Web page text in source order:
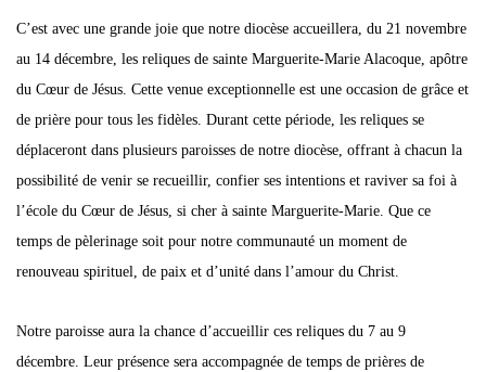
C’est avec une grande joie que notre diocèse accueillera, du 21 novembre
au 14 décembre, les reliques de sainte Marguerite-Marie Alacoque, apôtre
du Cœur de Jésus. Cette venue exceptionnelle est une occasion de grâce et
de prière pour tous les fidèles. Durant cette période, les reliques se
déplaceront dans plusieurs paroisses de notre diocèse, offrant à chacun la
possibilité de venir se recueillir, confier ses intentions et raviver sa foi à
l’école du Cœur de Jésus, si cher à sainte Marguerite-Marie. Que ce
temps de pèlerinage soit pour notre communauté un moment de
renouveau spirituel, de paix et d’unité dans l’amour du Christ.
Notre paroisse aura la chance d’accueillir ces reliques du 7 au 9
décembre. Leur présence sera accompagnée de temps de prières de